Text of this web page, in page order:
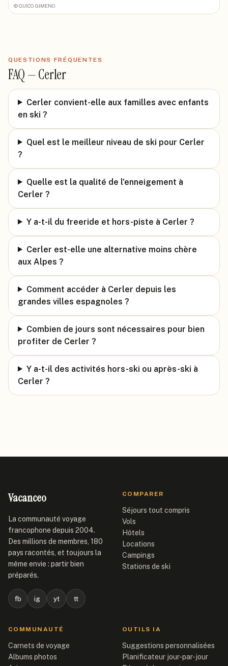
©QUICO GIMENO
QUESTIONS FRÉQUENTES
FAQ —Cerler
Cerler convient-elle aux familles avec enfants
en ski ?
Quel est le meilleur niveau de ski pour Cerler
?
Quelle est la qualité de l'enneigement à
Cerler ?
Y a-t-il du freeride et hors-piste à Cerler ?
Cerler est-elle une alternative moins chère
aux Alpes ?
Comment accéder à Cerler depuis les
grandes villes espagnoles ?
Combien de jours sont nécessaires pour bien
profiter de Cerler ?
Y a-t-il des activités hors-ski ou après-ski à
Cerler ?
Vacanceo
La communauté voyage
francophone depuis 2004.
Des millions de membres, 180
pays racontés, et toujours la
même envie : partir bien
préparés.
fb ig yt tt
COMPARER
Séjours tout compris
Vols
Hôtels
Locations
Campings
Stations de ski
COMMUNAUTÉ
Carnets de voyage
Albums photos
OUTILS IA
Suggestions personnalisées
Planificateur jour-par-jour